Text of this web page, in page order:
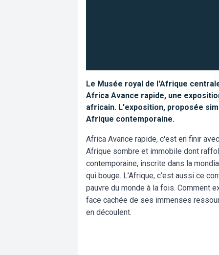
Le Musée royal de l'Afrique
Africa Avance rapide, une
africain. L'exposition, proposée
Afrique contemporaine.
Africa Avance rapide, c'est en finir
Afrique sombre et immobile dont
contemporaine, inscrite dans la
qui bouge. L’Afrique, c’est aussi ce
pauvre du monde à la fois. Comment
face cachée de ses immenses
en découlent.